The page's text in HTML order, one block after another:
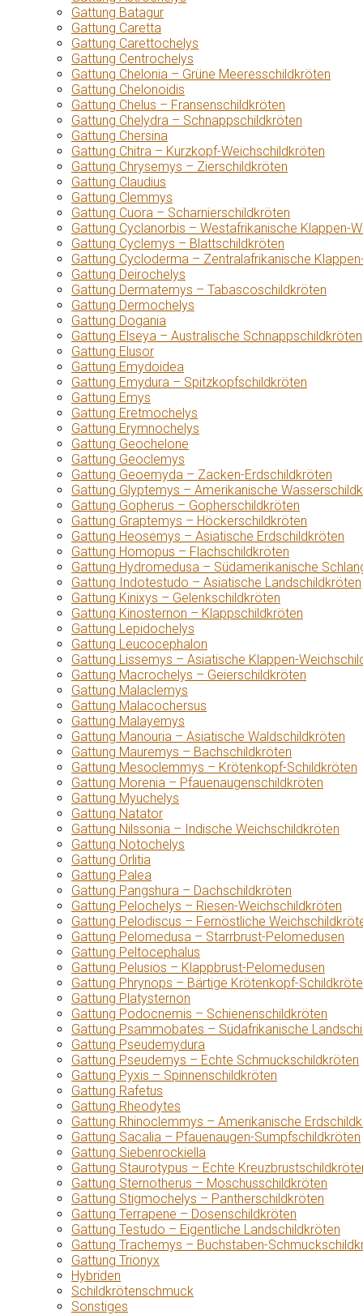
Gattung Batagur
Gattung Caretta
Gattung Carettochelys
Gattung Centrochelys
Gattung Chelonia – Grüne Meeresschildkröten
Gattung Chelonoidis
Gattung Chelus – Fransenschildkröten
Gattung Chelydra – Schnappschildkröten
Gattung Chersina
Gattung Chitra – Kurzkopf-Weichschildkröten
Gattung Chrysemys – Zierschildkröten
Gattung Claudius
Gattung Clemmys
Gattung Cuora – Scharnierschildkröten
Gattung Cyclanorbis – Westafrikanische Klappen-
Gattung Cyclemys – Blattschildkröten
Gattung Cycloderma – Zentralafrikanische
Gattung Deirochelys
Gattung Dermatemys – Tabascoschildkröten
Gattung Dermochelys
Gattung Dogania
Gattung Elseya – Australische Schnappschildkröten
Gattung Elusor
Gattung Emydoidea
Gattung Emydura – Spitzkopfschildkröten
Gattung Emys
Gattung Eretmochelys
Gattung Erymnochelys
Gattung Geochelone
Gattung Geoclemys
Gattung Geoemyda – Zacken-Erdschildkröten
Gattung Glyptemys – Amerikanische
Gattung Gopherus – Gopherschildkröten
Gattung Graptemys – Höckerschildkröten
Gattung Heosemys – Asiatische Erdschildkröten
Gattung Homopus – Flachschildkröten
Gattung Hydromedusa – Südamerikanische
Gattung Indotestudo – Asiatische Landschildkröten
Gattung Kinixys – Gelenkschildkröten
Gattung Kinosternon – Klappschildkröten
Gattung Lepidochelys
Gattung Leucocephalon
Gattung Lissemys – Asiatische Klappen-
Gattung Macrochelys – Geierschildkröten
Gattung Malaclemys
Gattung Malacochersus
Gattung Malayemys
Gattung Manouria – Asiatische Waldschildkröten
Gattung Mauremys – Bachschildkröten
Gattung Mesoclemmys – Krötenkopf-Schildkröten
Gattung Morenia – Pfauenaugenschildkröten
Gattung Myuchelys
Gattung Natator
Gattung Nilssonia – Indische Weichschildkröten
Gattung Notochelys
Gattung Orlitia
Gattung Palea
Gattung Pangshura – Dachschildkröten
Gattung Pelochelys – Riesen-Weichschildkröten
Gattung Pelodiscus – Fernöstliche
Gattung Pelomedusa – Starrbrust-Pelomedusen
Gattung Peltocephalus
Gattung Pelusios – Klappbrust-Pelomedusen
Gattung Phrynops – Bärtige Krötenkopf-
Gattung Platysternon
Gattung Podocnemis – Schienenschildkröten
Gattung Psammobates – Südafrikanische
Gattung Pseudemydura
Gattung Pseudemys – Echte Schmuckschildkröten
Gattung Pyxis – Spinnenschildkröten
Gattung Rafetus
Gattung Rheodytes
Gattung Rhinoclemmys – Amerikanische
Gattung Sacalia – Pfauenaugen-Sumpfschildkröten
Gattung Siebenrockiella
Gattung Staurotypus – Echte
Gattung Sternotherus – Moschusschildkröten
Gattung Stigmochelys – Pantherschildkröten
Gattung Terrapene – Dosenschildkröten
Gattung Testudo – Eigentliche Landschildkröten
Gattung Trachemys – Buchstaben-
Gattung Trionyx
Hybriden
Schildkrötenschmuck
Sonstiges